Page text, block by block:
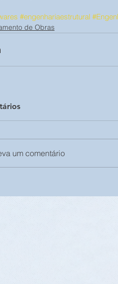
#engenhariaestrutural
de Obras
um comentário